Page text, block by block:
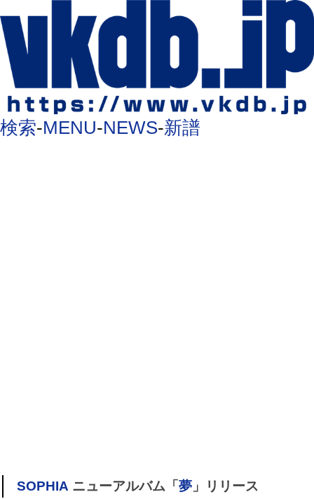
検索-MENU-NEWS-新譜
SOPHIA ニューアルバム「 夢」リリース